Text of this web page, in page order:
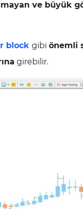
ve büyük
block gibi önemli
girebilir.